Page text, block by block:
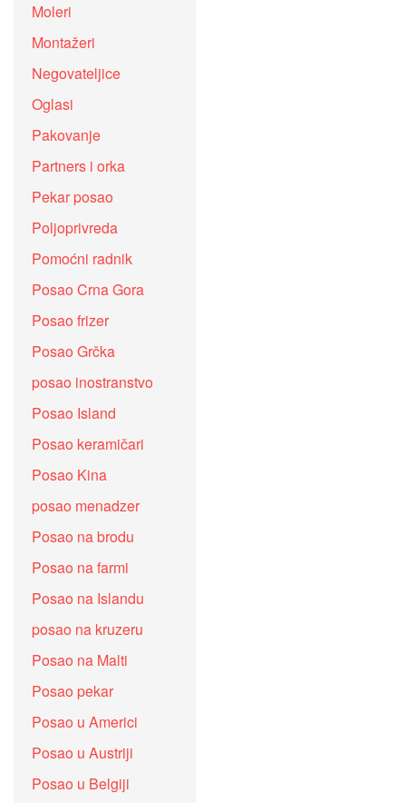
Moleri
Montažeri
Negovateljice
Oglasi
Pakovanje
Partners i orka
Pekar posao
Poljoprivreda
Pomoćni radnik
Posao Crna Gora
Posao frizer
Posao Grčka
posao inostranstvo
Posao Island
Posao keramičari
Posao Kina
posao menadzer
Posao na brodu
Posao na farmi
Posao na Islandu
posao na kruzeru
Posao na Malti
Posao pekar
Posao u Americi
Posao u Austriji
Posao u Belgiji